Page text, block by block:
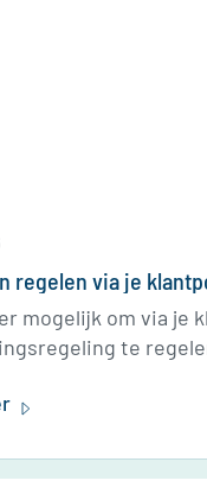
regelen via je
mogelijk om via je
te